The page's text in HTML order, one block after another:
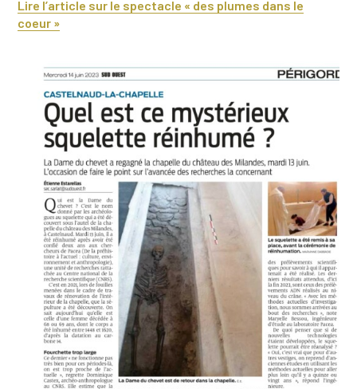
Lire l’article sur le spectacle « des plumes dans le
coeur »